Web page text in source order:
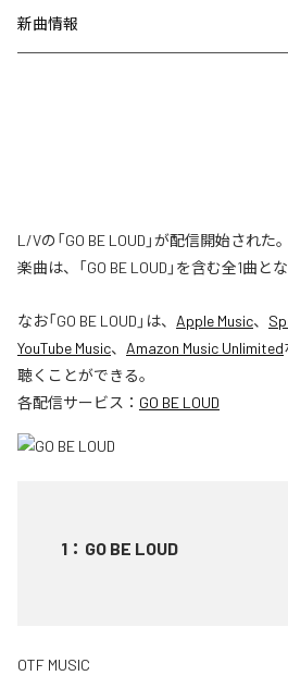
新曲情報
L/Vの「GO BE LOUD」が配信開始され
楽曲は、「GO BE LOUD」を含む全1曲と
なお「GO BE LOUD 」は、 Apple Music、
YouTube Music、 Amazon Music Unlimited
聴くことができる。
各配信サービス： GO BE LOUD
1 ： GO BE LOUD
OTF MUSIC